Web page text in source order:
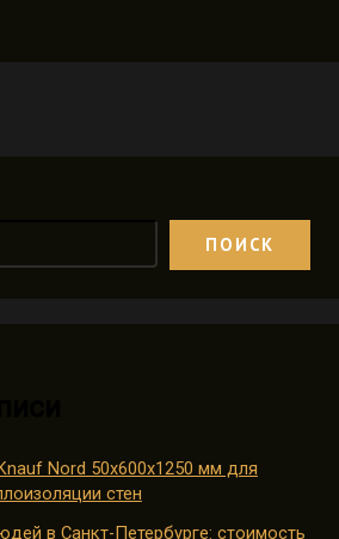
ПОИСК
Nord 50х600х1250 мм для
стен
в Санкт-Петербурге: стоимость